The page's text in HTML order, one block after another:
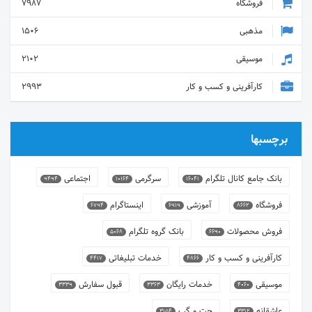
فروشگاه
7987
مذهبی
1506
موسیقی
2102
کارآفرینی و کسب و کار
2993
برچسبها
بانک جامع کانال تلگرام 16041 سرگرمی 10164 اجتماعی 9494
فروشگاه 8662 آموزشی 6919 اینستاگرام 6794
فروش محصولات 6690 بانک گروه تلگرام 5068
کارآفرینی و کسب و کار 4866 خدمات تبلیغاتی 4417
موسیقی 4060 خدمات رایگان 3363 قبول سفارش 3339